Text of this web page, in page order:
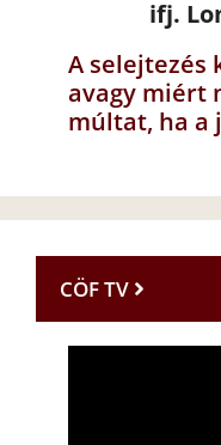
ifj.
A selejtezés
avagy miért
múltat, ha a
CÖF TV